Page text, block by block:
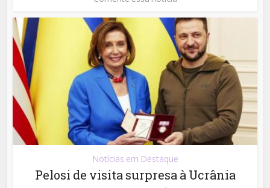
Notícias em Destaque
Pelosi de visita surpresa à Ucrânia